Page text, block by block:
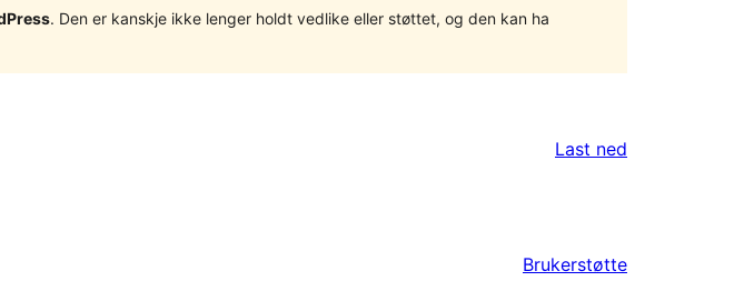
. Den er kanskje ikke lenger holdt vedlike eller støttet, og den kan ha
Last ned
Brukerstøtte